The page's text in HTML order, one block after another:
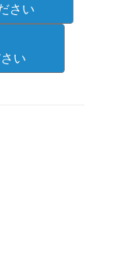
さい
い